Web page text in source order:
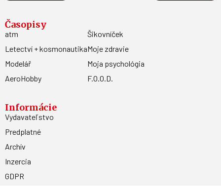
Časopisy
atm
Letectví + kosmonautika
Modelář
AeroHobby
Šikovníček
Moje zdravie
Moja psychológia
F.O.O.D.
Informácie
Vydavateľstvo
Predplatné
Archív
Inzercia
GDPR